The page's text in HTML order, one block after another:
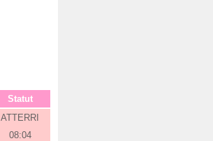
Statut
ATTERRI
08:04